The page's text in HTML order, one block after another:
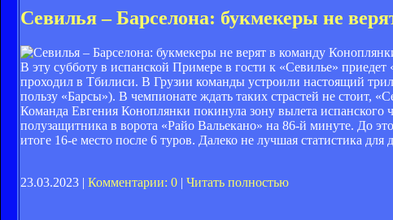
Севилья – Барселона: букмекеры не
В эту субботу в испанской Примере в гости к «Севилье»
проходил в Тбилиси. В Грузии команды устроили настоящий
пользу «Барсы»). В чемпионате ждать таких страстей не стоит,
Команда Евгения Коноплянки покинула зону вылета испанского
полузащитника в ворота «Райо Вальекано» на 86-й минуте. До
итоге 16-е место после 6 туров. Далеко не лучшая статистика для
23.03.2023 | Комментарии: 0 | Читать полностью